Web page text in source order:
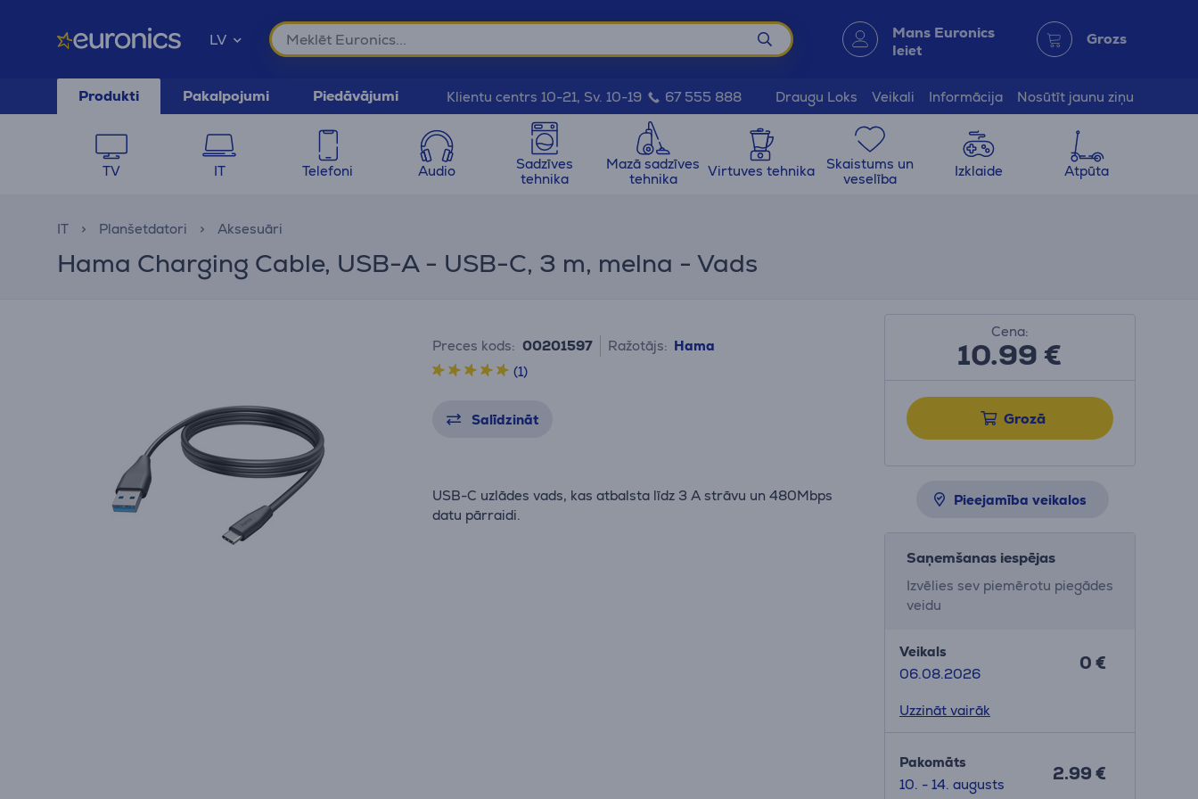
LV Mans Euronics
Ieiet
Grozs
Produkti Pakalpojumi Piedāvājumi Klientu centrs 10-21, Sv. 10-19 67 555 888 Draugu Loks Veikali Informācija Nosūtīt jaunu ziņu
TV IT Telefoni Audio
Sadzīves
tehnika
Mazā sadzīves
tehnika
Virtuves tehnika
Skaistums un
veselība
Izklaide Atpūta
IT Planšetdatori Aksesuāri
Hama Charging Cable, USB-A - USB-C, 3 m, melna - Vads
Preces kods: 00201597 Ražotājs: Hama
(1)
Salīdzināt
USB-C uzlādes vads, kas atbalsta līdz 3 A strāvu un 480Mbps
datu pārraidi.
Cena:
10.99€
Grozā
Pieejamība veikalos
Saņemšanas iespējas
Izvēlies sev piemērotu piegādes
veidu
Veikals
06.08.2026
0 €
Uzzināt vairāk
Pakomāts
10. - 14. augusts
2.99 €